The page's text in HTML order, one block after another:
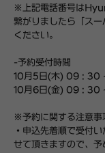
※上記電話番号は
繋がりましたら「ス
ください。
-予約受付時間
10月5日(木) 09 : 30
10月6日(金) 09 : 30
※予約に関する注意事
・申込先着順で受付
せて頂きますので、予